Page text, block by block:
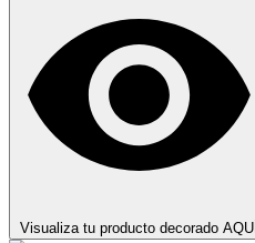
Visualiza tu producto decorado AQUÍ